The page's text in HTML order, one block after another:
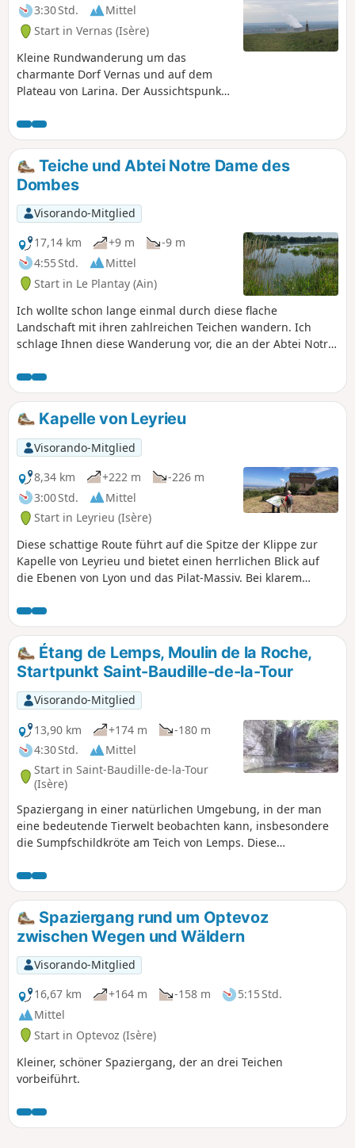
3:30 Std.
Mittel
Start in Vernas (Isère)
Kleine Rundwanderung um das
charmante Dorf Vernas und auf dem
Plateau von Larina. Der Aussichtspunkt
herrliche Ausblicke auf das Jura-
Gebirge, die Monts du Lyonnais und die
Rhône-Ebene. Weiter südlich auf dem
Plateau können Sie bei klarem Wetter
den Pilat und die Alpen sehen.
Spaziergang inmitten von Zeugnissen
der Menschheitsgeschichte von der
Antike bis zur Moderne.
Teiche und Abtei Notre Dame des
Dombes
Visorando-Mitglied
17,14 km
+9 m
-9 m
4:55 Std.
Mittel
Start in Le Plantay (Ain)
Ich wollte schon lange einmal durch diese flache
Landschaft mit ihren zahlreichen Teichen wandern. Ich
schlage Ihnen diese Wanderung vor, die an der Abtei Notre-
schönen Teichen und Bauernhöfen vorbei. Je nach
Jahreszeit werden Sie von einer Vielzahl von Vogelstimmen
begleitet. Frösche springen beim Vorbeigehen ins Wasser
und neugierige Kühe kommen auf Sie zu.
Kapelle von Leyrieu
Visorando-Mitglied
8,34 km
+222 m
-226 m
3:00 Std.
Mittel
Start in Leyrieu (Isère)
Diese schattige Route führt auf die Spitze der Klippe zur
Kapelle von Leyrieu und bietet einen herrlichen Blick auf
die Ebenen von Lyon und das Pilat-Massiv. Bei klarem
entdecken.
Étang de Lemps, Moulin de la Roche,
Startpunkt Saint-Baudille-de-la-Tour
Visorando-Mitglied
13,90 km
+174 m
-180 m
4:30 Std.
Mittel
Start in Saint-Baudille-de-la-Tour
(Isère)
Spaziergang in einer natürlichen Umgebung, in der man
eine bedeutende Tierwelt beobachten kann, insbesondere
die Sumpfschildkröte am Teich von Lemps. Diese
unternommen werden. Zu dieser Zeit kann man die
schönen Herbstfarben der Sumpfzypressen am Teich von
Surbaix neben dem Wasserfall von La Roche bewundern.
Spaziergang rund um Optevoz
zwischen Wegen und Wäldern
Visorando-Mitglied
16,67 km
+164 m -158 m
5:15 Std.
Mittel
Start in Optevoz (Isère)
Kleiner, schöner Spaziergang, der an drei Teichen
vorbeiführt.